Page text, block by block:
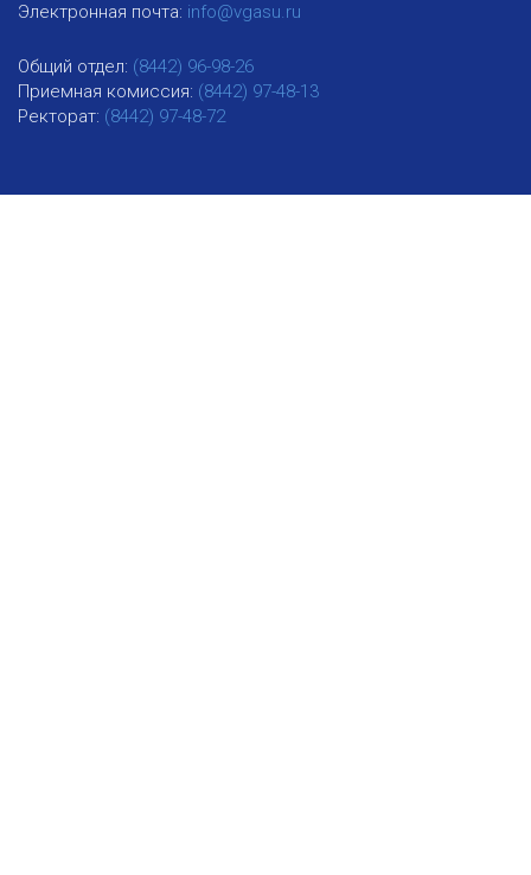
Электронная почта: info@vgasu.ru
Общий отдел: (8442) 96-98-26
Приемная комиссия: (8442) 97-48-13
Ректорат: (8442) 97-48-72